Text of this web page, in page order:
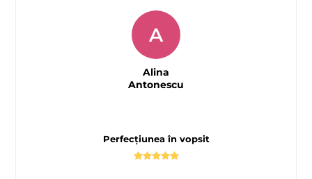
Perfecțiunea în vopsit
A
Alina
Antonescu